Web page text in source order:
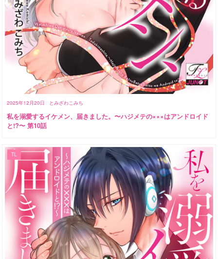
2025年12月20日 とみざわこみち
私を溺愛するイケメン、届きました。〜ハジメテの×××はアンドロイド
と!?〜 第10話
TL